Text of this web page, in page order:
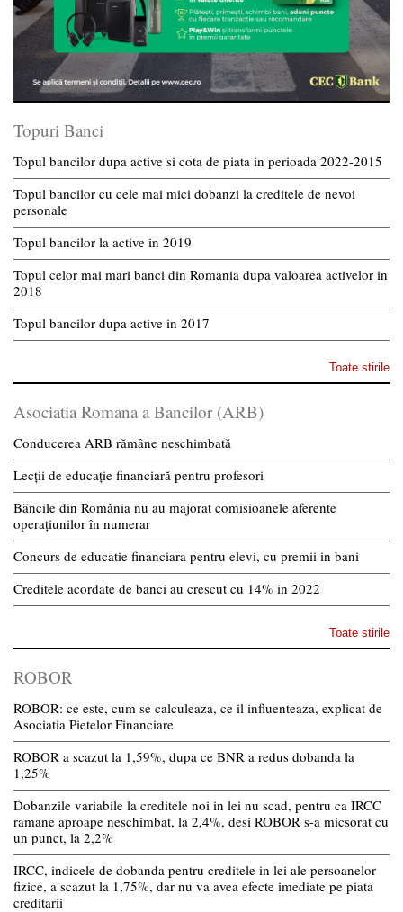
Topuri Banci
Topul bancilor dupa active si cota de piata in perioada 2022-2015
Topul bancilor cu cele mai mici dobanzi la creditele de nevoi
personale
Topul bancilor la active in 2019
Topul celor mai mari banci din Romania dupa valoarea activelor in
2018
Topul bancilor dupa active in 2017
Toate stirile
Asociatia Romana a Bancilor (ARB)
Conducerea ARB rămâne neschimbată
Lecții de educație financiară pentru profesori
Băncile din România nu au majorat comisioanele aferente
operațiunilor în numerar
Concurs de educatie financiara pentru elevi, cu premii in bani
Creditele acordate de banci au crescut cu 14% in 2022
Toate stirile
ROBOR
ROBOR: ce este, cum se calculeaza, ce il influenteaza, explicat de
Asociatia Pietelor Financiare
ROBOR a scazut la 1,59%, dupa ce BNR a redus dobanda la
1,25%
Dobanzile variabile la creditele noi in lei nu scad, pentru ca IRCC
ramane aproape neschimbat, la 2,4%, desi ROBOR s-a micsorat cu
un punct, la 2,2%
IRCC, indicele de dobanda pentru creditele in lei ale persoanelor
fizice, a scazut la 1,75%, dar nu va avea efecte imediate pe piata
creditarii